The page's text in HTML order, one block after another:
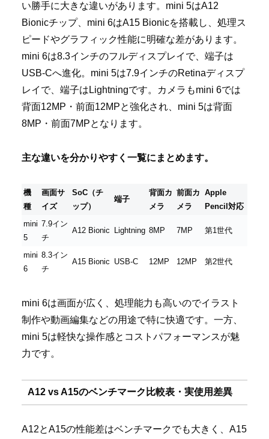
い勝手に大きな違いがあります。mini 5はA12
Bionicチップ、mini 6はA15 Bionicを搭載し、処理ス
ピードやグラフィック性能に明確な差があります。
mini 6は8.3インチのフルディスプレイで、端子は
USB-Cへ進化。mini 5は7.9インチのRetinaディスプ
レイで、端子はLightningです。カメラもmini 6では
背面12MP・前面12MPと強化され、mini 5は背面
8MP・前面7MPとなります。
主な違いを分かりやすく一覧にまとめます。
機
種
画面サ
イズ
SoC（チ
ップ）
端子
背面カ
メラ
前面カ
メラ
Apple
Pencil対応
mini
5
7.9イン
チ
A12 Bionic Lightning 8MP 7MP 第1世代
mini
6
8.3イン
チ
A15 Bionic USB-C 12MP 12MP 第2世代
mini 6は画面が広く、処理能力も高いのでイラスト
制作や動画編集などの用途で特に快適です。一方、
mini 5は軽快な操作感とコストパフォーマンスが魅
力です。
A12 vs A15のベンチマーク比較表・実使用差異
A12とA15の性能差はベンチマークでも大きく、A15